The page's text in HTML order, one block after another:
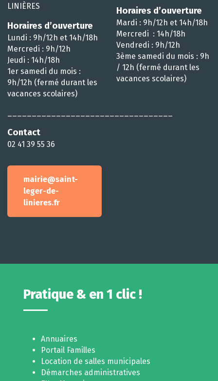
LINIÈRES
Horaires d’ouverture
Lundi : 9h/12h et 14h/18h
Mercredi : 9h/12h
Jeudi : 14h/18h
1er samedi du mois :
9h/12h (fermé durant les
vacances scolaires)
Contact
02 41 39 55 36
mairie@saint-
leger-de-
linieres.fr
Horaires d’ouverture
Mardi : 9h/12h et 14h/18h
Mercredi : 14h/18h
Vendredi : 9h/12h
3ème samedi du mois : 9h
/ 12h (fermé durant les
vacances scolaires)
Pratique & en 1 clic !
Annuaires
Portail Familles
Location de salles municipales
Démarches administratives